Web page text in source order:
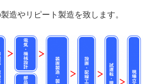
造やリピート製造を致します。